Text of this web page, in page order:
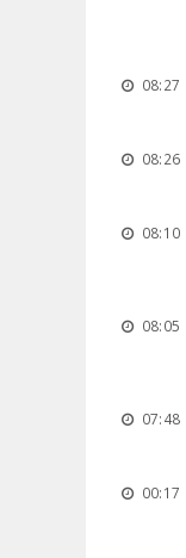
08:27
08:26
08:10
08:05
07:48
00:17